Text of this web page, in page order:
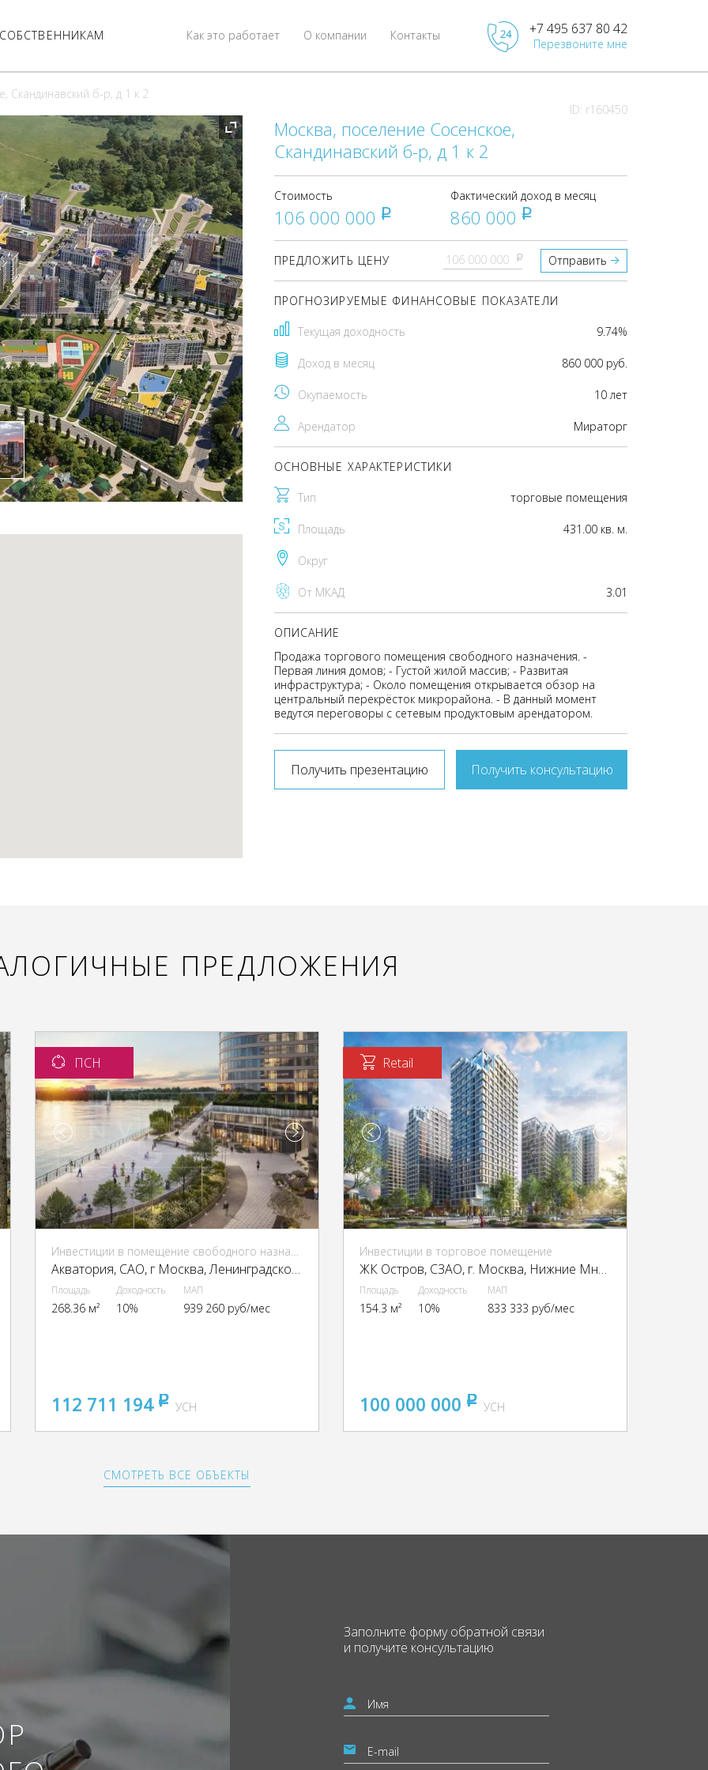
Контакты
О компании
Как это работает +7 495 637 80 42
Перезвоните мне
Скандинавский б-р, д 1 к 2
ID: r160450
Москва, поселение Сосенское,
Скандинавский б-р, д 1 к 2
Стоимость
106 000 000 pуб
Фактический доход в месяц
860 000 pуб
ПРЕДЛОЖИТЬ ЦЕНУ pуб Отправить
ПРОГНОЗИРУЕМЫЕ ФИНАНСОВЫЕ ПОКАЗАТЕЛИ
Текущая доходность 9.74%
Доход в месяц 860 000 руб.
Окупаемость 10 лет
Арендатор Мираторг
ОСНОВНЫЕ ХАРАКТЕРИСТИКИ
Тип торговые помещения
Площадь 431.00 кв. м.
Округ
От МКАД 3.01
ОПИСАНИЕ
Продажа торгового помещения свободного назначения. -
Первая линия домов; - Густой жилой массив; - Развитая
инфраструктура; - Около помещения открывается обзор на
центральный перекрёсток микрорайона. - В данный момент
ведутся переговоры с сетевым продуктовым арендатором.
Получить презентацию Получить консультацию
ПРЕДЛОЖЕНИЯ
ПСН
Инвестиции в помещение свободного назначения (ПСН)
Акватория, CАО, г Москва, Ленинградское ш., 69
Площадь
268.36 м²
Доходность
10%
МАП
939 260 руб/мес
112 711 194 pуб
УСН
Retail
Инвестиции в торговое помещение
ЖК Остров, CЗАО, г. Москва, Нижние Мнёвники ул., 9
Площадь
154.3 м²
Доходность
10%
МАП
833 333 руб/мес
100 000 000 pуб
УСН
СМОТРЕТЬ ВСЕ ОБЪЕКТЫ
Заполните формуобратной связи
и получите консультацию